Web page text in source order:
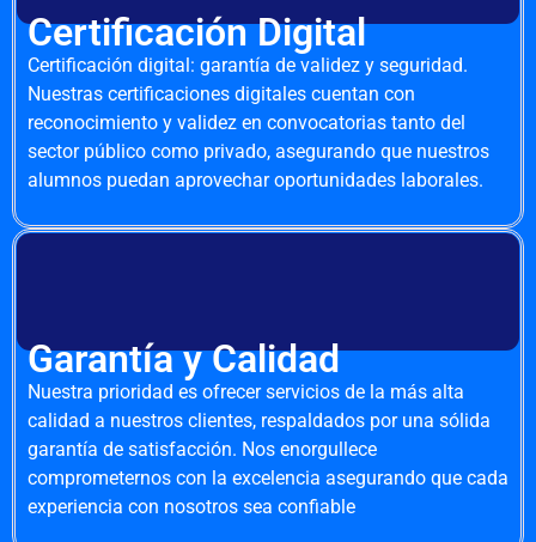
Certificación Digital
Certificación digital: garantía de validez y seguridad.
Nuestras certificaciones digitales cuentan con
reconocimiento y validez en convocatorias tanto del
sector público como privado, asegurando que nuestros
alumnos puedan aprovechar oportunidades laborales.
Garantía y Calidad
Nuestra prioridad es ofrecer servicios de la más alta
calidad a nuestros clientes, respaldados por una sólida
garantía de satisfacción. Nos enorgullece
comprometernos con la excelencia asegurando que cada
experiencia con nosotros sea confiable